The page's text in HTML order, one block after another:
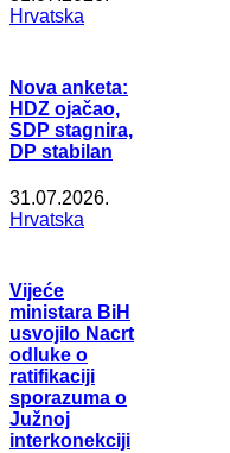
Hrvatska
Nova anketa:
HDZ ojačao,
SDP stagnira,
DP stabilan
31.07.2026.
Hrvatska
Vijeće
ministara BiH
usvojilo Nacrt
odluke o
ratifikaciji
sporazuma o
Južnoj
interkonekciji